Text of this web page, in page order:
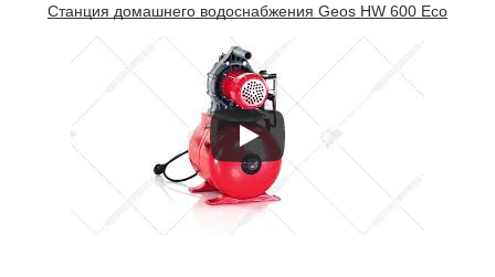
Станция домашнего водоснабжения Geos HW 600 Eco